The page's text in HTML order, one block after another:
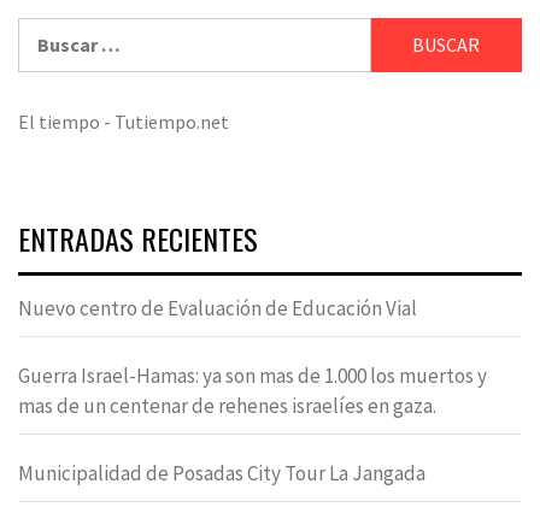
El tiempo - Tutiempo.net
ENTRADAS RECIENTES
Nuevo centro de Evaluación de Educación Vial
Guerra Israel-Hamas: ya son mas de 1.000 los muertos y
mas de un centenar de rehenes israelíes en gaza.
Municipalidad de Posadas City Tour La Jangada